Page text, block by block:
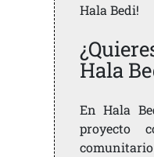
Hala Bedi!
Hala
En Hala
proyecto